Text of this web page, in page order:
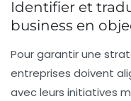
Identifier et
business en
Pour garantir une
entreprises doivent
avec leurs initiatives